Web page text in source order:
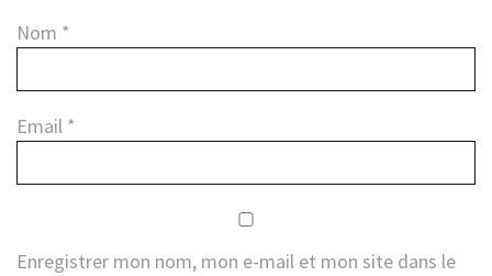
Nom *
Email *
Enregistrer mon nom, mon e-mail et mon site dans le